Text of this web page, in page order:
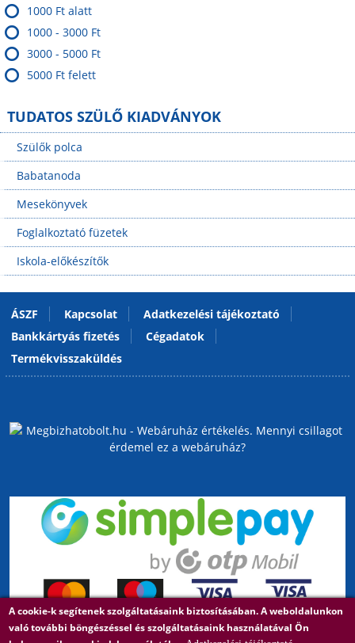
a
l
a
k
1000 Ft alatt
1000 - 3000 Ft
3000 - 5000 Ft
5000 Ft felett
TUDATOS SZÜLŐ KIADVÁNYOK
Szülők polca
Babatanoda
Mesekönyvek
Foglalkoztató füzetek
Iskola-előkészítők
ÁSZF Kapcsolat
Adatkezelési tájékoztató
Bankkártyás fizetés
Cégadatok
Termékvisszaküldés
A cookie-k segítenek szolgáltatásaink biztosításában. A weboldalunkon
való további böngészéssel és szolgáltatásaink használatával Ön